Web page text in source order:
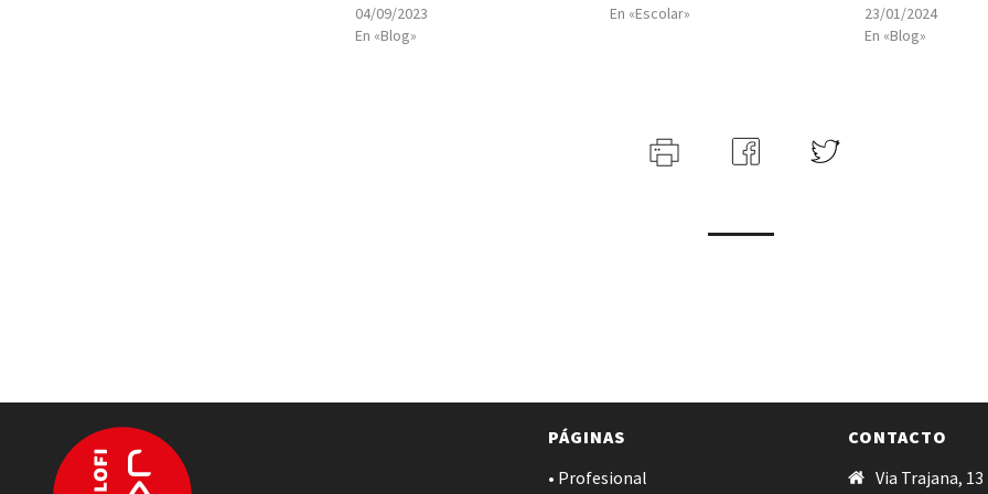
04/09/2023
En «Blog»
En «Escolar»
23/01/2024
En «Blog»
PÁGINAS
• Profesional
CONTACTO
Via Trajana, 13